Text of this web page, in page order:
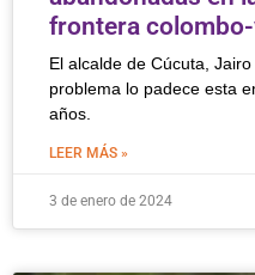
frontera
El alcalde de Cúcuta,
problema lo padece esta
años.
LEER MÁS »
3 de enero de 2024